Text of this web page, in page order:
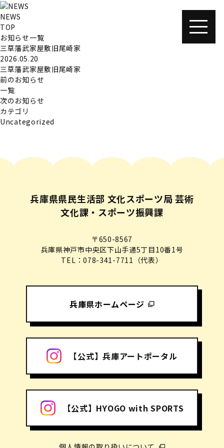
NEWS
TOP
お知らせ一覧
三草藩武家屋敷旧尾崎家
2026.05.20
三草藩武家屋敷旧尾崎家
前のお知らせ
一覧
次のお知らせ
カテゴリ
Uncategorized
兵庫県県民生活部 文化スポーツ局 芸術
文化課・スポーツ振興課
〒650-8567
兵庫県神戸市中央区下山手通5丁目10番1号
TEL：078-341-7711（代表）
兵庫県ホームページ
【公式】兵庫アートポータル
【公式】HYOGO with SPORTS